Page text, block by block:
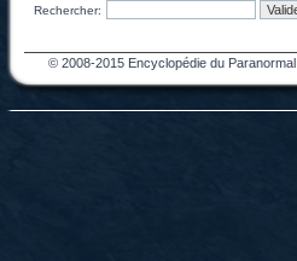
Rechercher:
© 2008-2015 Encyclopédie du Paranormal